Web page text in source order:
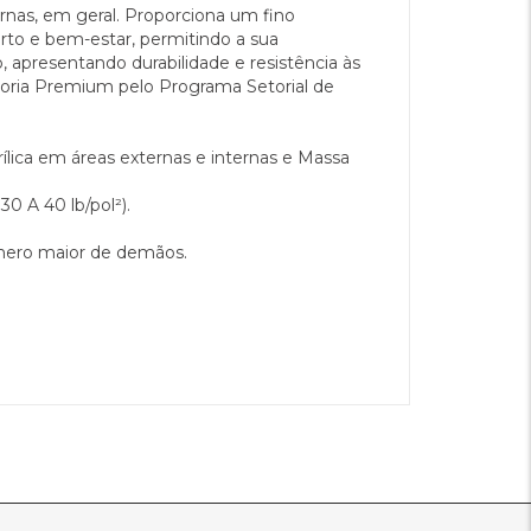
em geral. Proporciona um fino
e bem-estar, permitindo a sua
durabilidade e resistência às
Premium pelo Programa Setorial de
em áreas externas e internas e Massa
A 40 lb/pol²).
maior de demãos.